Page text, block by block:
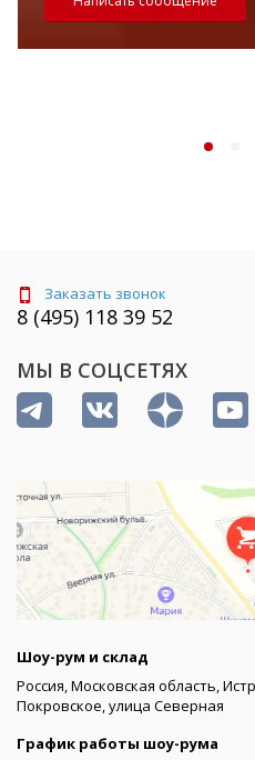
Заказать звонок
8 (495) 118 39 52
МЫ В СОЦСЕТЯХ
Шоу-рум и склад
Россия, Московская область,
Покровское, улица Северная
График работы шоу-рума